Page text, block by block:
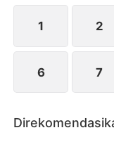
tengah situasi
kuat.1 2
6 7